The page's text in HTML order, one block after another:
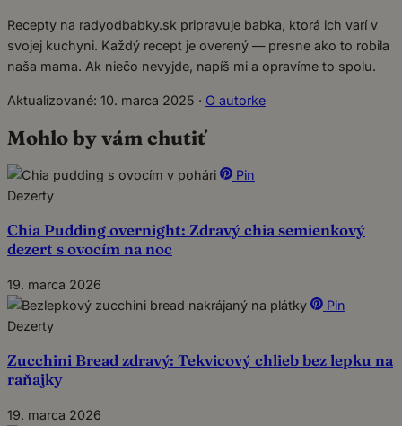
Recepty na radyodbabky.sk pripravuje babka, ktorá ich varí v
svojej kuchyni. Každý recept je overený — presne ako to robila
naša mama. Ak niečo nevyjde, napíš mi a opravíme to spolu.
Aktualizované: 10. marca 2025 · O autorke
Mohlo by vám chutiť
Pin
Dezerty
Chia Pudding overnight: Zdravý chia semienkový
dezert s ovocím na noc
19. marca 2026
Pin
Dezerty
Zucchini Bread zdravý: Tekvicový chlieb bez lepku na
raňajky
19. marca 2026